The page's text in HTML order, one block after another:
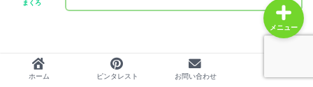
まくろ
∧目次へ戻る
ホーム ピンタレスト お問い合わせ
メニュー